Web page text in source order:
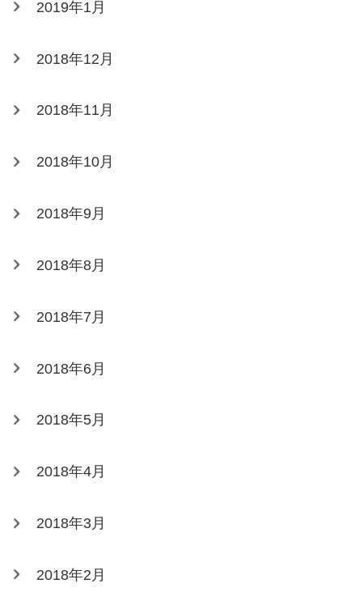
2019年1月
2018年12月
2018年11月
2018年10月
2018年9月
2018年8月
2018年7月
2018年6月
2018年5月
2018年4月
2018年3月
2018年2月